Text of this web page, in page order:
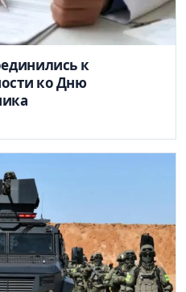
к
ко Дню